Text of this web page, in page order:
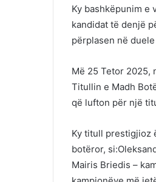
Ky bashkëpunim e
kandidat të denjë
përplasen në
Më 25 Tetor 2025,
Titullin e Madh
që lufton për një
Ky titull prestigjioz
botëror,
Mairis Briedis –